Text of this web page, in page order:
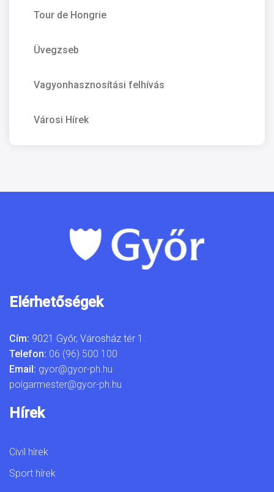
Tour de Hongrie
Üvegzseb
Vagyonhasznosítási felhívás
Városi Hírek
Elérhetőségek
Cím: 9021 Győr, Városház tér 1.
Telefon: 06 (96) 500 100
Email: gyor@gyor-ph.hu
polgarmester@gyor-ph.hu
Hírek
Civil hírek
Sport hírek